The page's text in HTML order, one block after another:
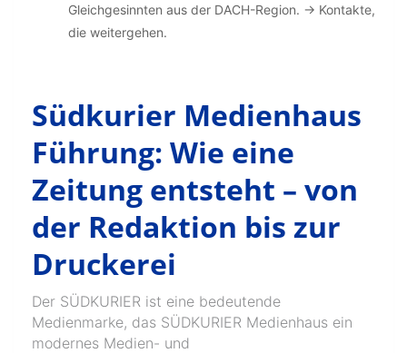
Gleichgesinnten aus der DACH-Region. → Kontakte,
die weitergehen.
Südkurier Medienhaus
Führung: Wie eine
Zeitung entsteht – von
der Redaktion bis zur
Druckerei
Der SÜDKURIER ist eine bedeutende
Medienmarke, das SÜDKURIER Medienhaus ein
modernes Medien- und